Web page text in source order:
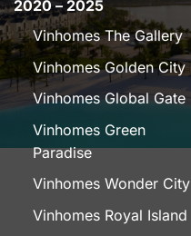
2020 – 2025
Vinhomes The Gallery
Vinhomes Golden City
Vinhomes Global Gate
Vinhomes Green
Paradise
Vinhomes Wonder City
Vinhomes Royal Island